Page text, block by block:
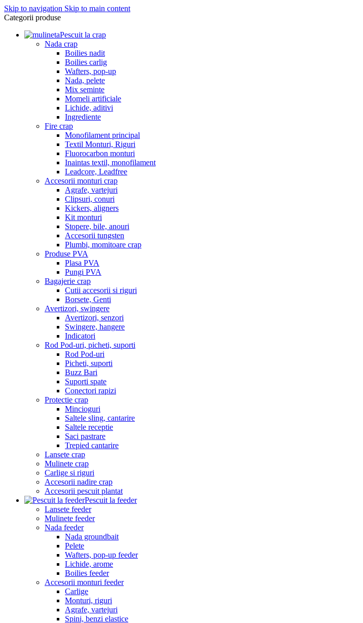
Skip to navigation Skip to main content
Categorii produse
Pescuit la crap
Nada crap
Boilies nadit
Boilies carlig
Wafters, pop-up
Nada, pelete
Mix seminte
Momeli artificiale
Lichide, aditivi
Ingrediente
Fire crap
Monofilament principal
Textil Monturi, Riguri
Fluorocarbon monturi
Inaintas textil, monofilament
Leadcore, Leadfree
Accesorii monturi crap
Agrafe, vartejuri
Clipsuri, conuri
Kickers, aligners
Kit monturi
Stopere, bile, anouri
Accesorii tungsten
Plumbi, momitoare crap
Produse PVA
Plasa PVA
Pungi PVA
Bagajerie crap
Cutii accesorii si riguri
Borsete, Genti
Avertizori, swingere
Avertizori, senzori
Swingere, hangere
Indicatori
Rod Pod-uri, picheti, suporti
Rod Pod-uri
Picheti, suporti
Buzz Bari
Suporti spate
Conectori rapizi
Protectie crap
Mincioguri
Saltele sling, cantarire
Saltele receptie
Saci pastrare
Trepied cantarire
Lansete crap
Mulinete crap
Carlige si riguri
Accesorii nadire crap
Accesorii pescuit plantat
Pescuit la feeder
Lansete feeder
Mulinete feeder
Nada feeder
Nada groundbait
Pelete
Wafters, pop-up feeder
Lichide, arome
Boilies feeder
Accesorii monturi feeder
Carlige
Monturi, riguri
Agrafe, vartejuri
Spini, benzi elastice